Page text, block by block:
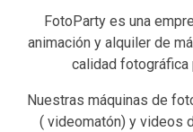
FotoParty es una
animación y alquiler de
calidad fotográfica
Nuestras máquinas de
( videomatón) y videos